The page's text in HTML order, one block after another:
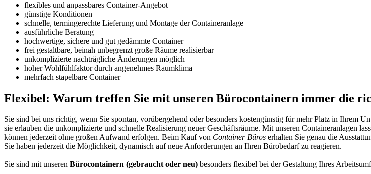
flexibles und anpassbares Container-Angebot
günstige Konditionen
schnelle, termingerechte Lieferung und Montage der Containeranlage
ausführliche Beratung
hochwertige, sichere und gut gedämmte Container
frei gestaltbare, beinah unbegrenzt große Räume realisierbar
unkomplizierte nachträgliche Änderungen möglich
hoher Wohlfühlfaktor durch angenehmes Raumklima
mehrfach stapelbare Container
Flexibel: Warum treffen Sie mit unseren Bürocontainern immer die
Sie sind bei uns richtig, wenn Sie spontan, vorübergehend oder besonders kostengünstig für mehr Platz in Ihrem
sie erlauben die unkomplizierte und schnelle Realisierung neuer Geschäftsräume. Mit unseren Containeranlagen
können jederzeit ohne großen Aufwand erfolgen. Beim Kauf von Container Büros erhalten Sie genau die
Sie haben jederzeit die Möglichkeit, dynamisch auf neue Anforderungen an Ihren Bürobedarf zu reagieren.
Sie sind mit unseren Bürocontainern (gebraucht oder neu) besonders flexibel bei der Gestaltung Ihres